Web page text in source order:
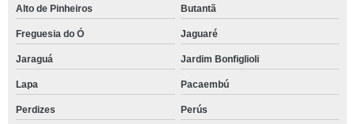
Alto de Pinheiros Butantã
Freguesia do Ó Jaguaré
Jaraguá Jardim Bonfiglioli
Lapa Pacaembú
Perdizes Perús